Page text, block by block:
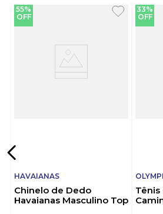
55%
OFF
HAVAIANAS
Chinelo de Dedo
Havaianas Masculino Top
33%
OFF
Tênis